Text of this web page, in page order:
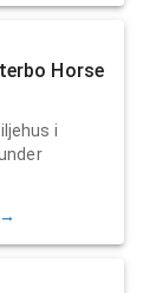
Horse
i